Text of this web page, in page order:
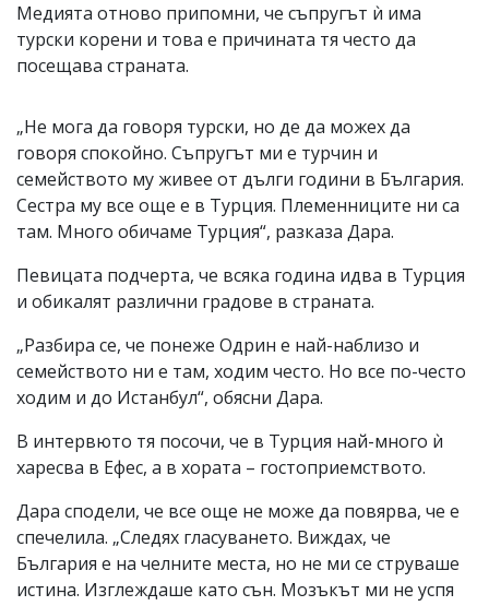
Медията отново припомни, че съпругът ѝ има
турски корени и това е причината тя често да
посещава страната.
„Не мога да говоря турски, но де да можех да
говоря спокойно. Съпругът ми е турчин и
семейството му живее от дълги години в България.
Сестра му все още е в Турция. Племенниците ни са
там. Много обичаме Турция“, разказа Дара.
Певицата подчерта, че всяка година идва в Турция
и обикалят различни градове в страната.
„Разбира се, че понеже Одрин е най-наблизо и
семейството ни е там, ходим често. Но все по-често
ходим и до Истанбул“, обясни Дара.
В интервюто тя посочи, че в Турция най-много ѝ
харесва в Ефес, а в хората – гостоприемството.
Дара сподели, че все още не може да повярва, че е
спечелила. „Следях гласуването. Виждах, че
България е на челните места, но не ми се струваше
истина. Изглеждаше като сън. Мозъкът ми не успя